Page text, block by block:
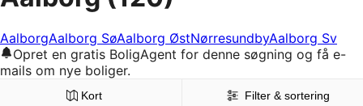
AalborgAalborg SøAalborg ØstNørresundbyAalborg Sv
Opret en gratis BoligAgent for denne søgning og få e-
mails om nye boliger.
Kort Filter & sortering